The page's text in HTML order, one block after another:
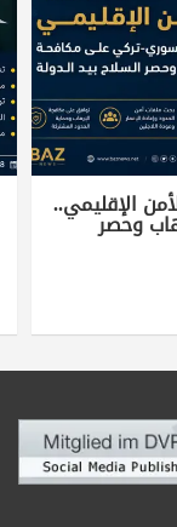
الإقليمي..
وحصر